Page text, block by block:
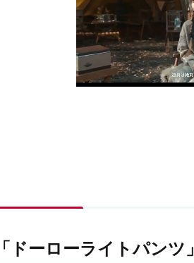
ドーローライトパンツ」